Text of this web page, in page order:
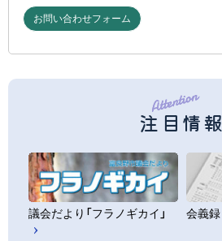
お問い合わせフォーム
注目情報
議会だより「フラノギカイ」 会義録